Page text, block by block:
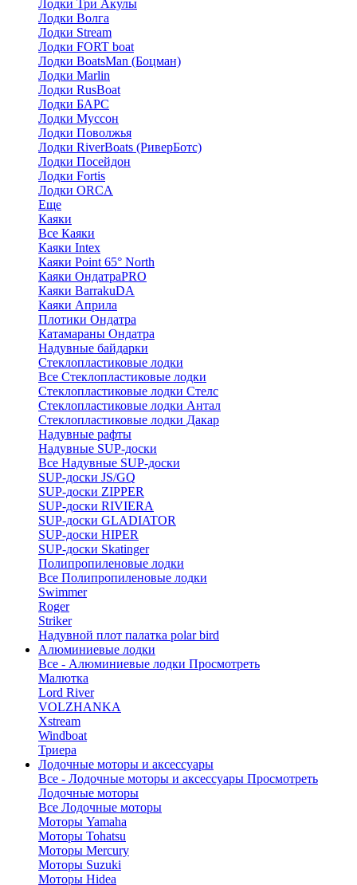
Лодки Три Акулы
Лодки Волга
Лодки Stream
Лодки FORT boat
Лодки BoatsMan (Боцман)
Лодки Marlin
Лодки RusBoat
Лодки БАРС
Лодки Муссон
Лодки Поволжья
Лодки RiverBoats (РиверБотс)
Лодки Посейдон
Лодки Fortis
Лодки ORCA
Еще
Каяки
Все Каяки
Каяки Intex
Каяки Point 65° North
Каяки ОндатраPRO
Каяки BarrakuDA
Каяки Априла
Плотики Ондатра
Катамараны Ондатра
Надувные байдарки
Стеклопластиковые лодки
Все Стеклопластиковые лодки
Стеклопластиковые лодки Стелс
Стеклопластиковые лодки Антал
Стеклопластиковые лодки Дакар
Надувные рафты
Надувные SUP-доски
Все Надувные SUP-доски
SUP-доски JS/GQ
SUP-доски ZIPPER
SUP-доски RIVIERA
SUP-доски GLADIATOR
SUP-доски HIPER
SUP-доски Skatinger
Полипропиленовые лодки
Все Полипропиленовые лодки
Swimmer
Roger
Striker
Надувной плот палатка polar bird
Алюминиевые лодки
Все - Алюминиевые лодки Просмотреть
Малютка
Lord River
VOLZHANKA
Xstream
Windboat
Триера
Лодочные моторы и аксессуары
Все - Лодочные моторы и аксессуары Просмотреть
Лодочные моторы
Все Лодочные моторы
Моторы Yamaha
Моторы Tohatsu
Моторы Mercury
Моторы Suzuki
Моторы Hidea